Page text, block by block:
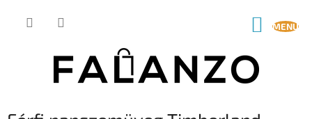
KOSÁR